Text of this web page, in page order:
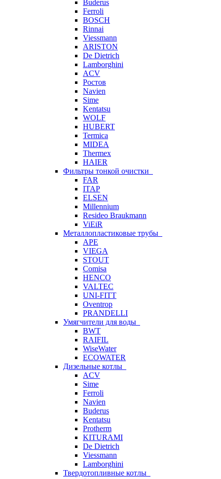
Buderus
Ferroli
BOSCH
Rinnai
Viessmann
ARISTON
De Dietrich
Lamborghini
ACV
Ростов
Navien
Sime
Kentatsu
WOLF
HUBERT
Termica
MIDEA
Thermex
HAIER
Фильтры тонкой очистки
FAR
ITAP
ELSEN
Millennium
Resideo Braukmann
ViEiR
Металлопластиковые трубы
APE
VIEGA
STOUT
Comisa
HENCO
VALTEC
UNI-FITT
Oventrop
PRANDELLI
Умягчители для воды
BWT
RAIFIL
WiseWater
ECOWATER
Дизельные котлы
ACV
Sime
Ferroli
Navien
Buderus
Kentatsu
Protherm
KITURAMI
De Dietrich
Viessmann
Lamborghini
Твердотопливные котлы